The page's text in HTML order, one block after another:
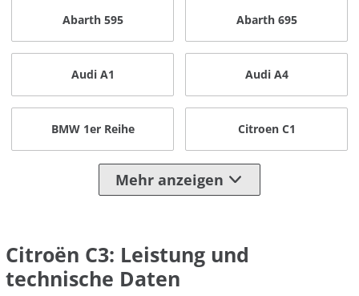
Abarth 595 Abarth 695
Audi A1 Audi A4
BMW 1er Reihe Citroen C1
Mehr anzeigen
Citroën C3: Leistung und
technische Daten